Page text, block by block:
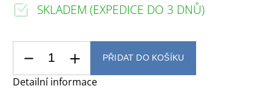
SKLADEM (EXPEDICE DO 3 DNŮ)
PŘIDAT DO KOŠÍKU
Detailní informace